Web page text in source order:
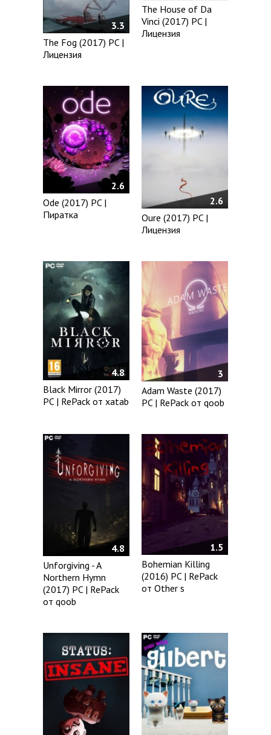
3.3
The Fog (2017) PC |
Лицензия
The House of Da
Vinci (2017) PC |
Лицензия
2.6
Ode (2017) PC |
Пиратка
2.6
Oure (2017) PC |
Лицензия
4.8
Black Mirror (2017)
PC | RePack от xatab
3
Adam Waste (2017)
PC | RePack от qoob
4.8
Unforgiving - A
Northern Hymn
(2017) PC | RePack
от qoob
1.5
Bohemian Killing
(2016) PC | RePack
от Other s